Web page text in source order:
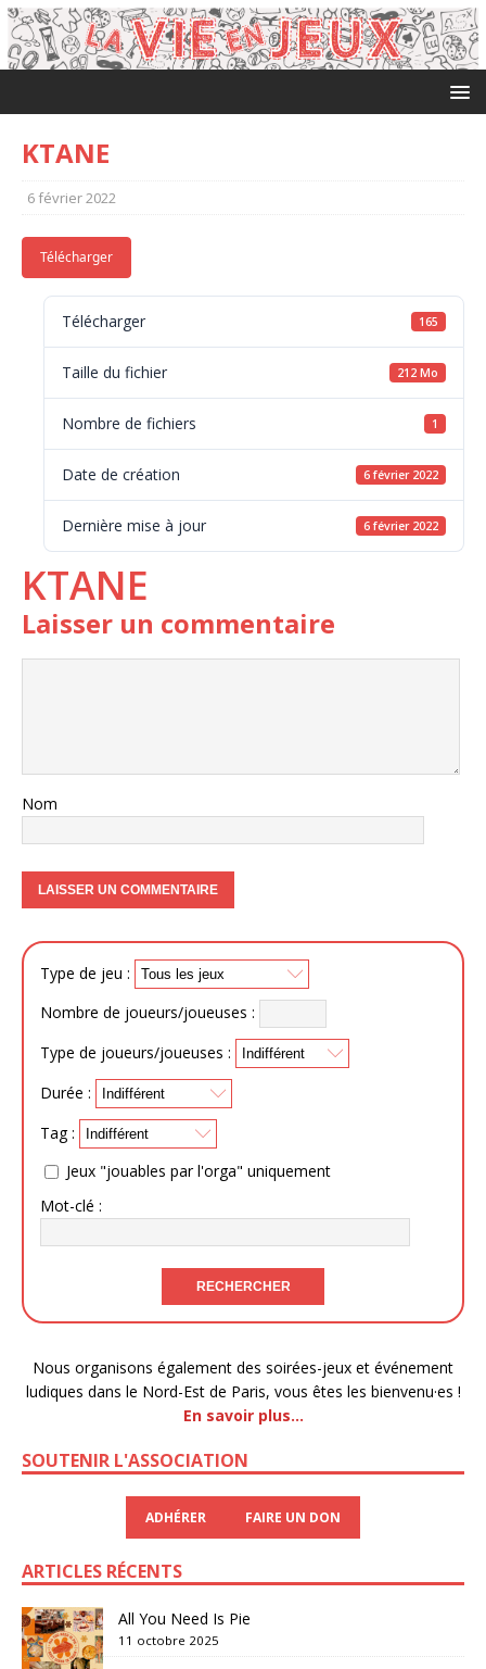
KTANE
6 février 2022
Télécharger
Télécharger 165
Taille du fichier 212 Mo
Nombre de fichiers 1
Date de création 6 février 2022
Dernière mise à jour 6 février 2022
KTANE
Laisser un commentaire
Nom
Type de jeu :
Nombre de joueurs/joueuses :
Type de joueurs/joueuses :
Durée :
Tag :
Jeux "jouables par l'orga" uniquement
Mot-clé :
Nous organisons également des soirées-jeux et événement
ludiques dans le Nord-Est de Paris, vous êtes les bienvenu·es !
En savoir plus…
SOUTENIR L'ASSOCIATION
ADHÉRER FAIRE UN DON
ARTICLES RÉCENTS
All You Need Is Pie
11 octobre 2025